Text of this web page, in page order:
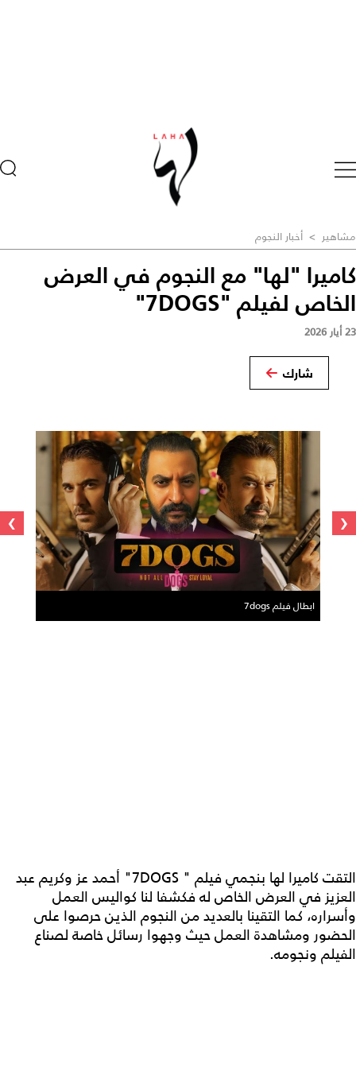
مشاهير > أخبار النجوم
كاميرا "لها" مع النجوم في العرض
الخاص لفيلم "7DOGS"
23 أيار 2026
شارك
ابطال فيلم 7dogs
‹
›
التقت كاميرا لها بنجمي فيلم " 7DOGS" أحمد عز وكريم عبد
العزيز في العرض الخاص له فكشفا لنا كواليس العمل
وأسراره، كما التقينا بالعديد من النجوم الذين حرصوا على
الحضور ومشاهدة العمل حيث وجهوا رسائل خاصة لصناع
الفيلم ونجومه.